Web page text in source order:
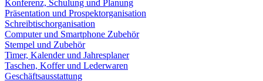
Konferenz, Schulung und Planung
Präsentation und Prospektorganisation
Schreibtischorganisation
Computer und Smartphone Zubehör
Stempel und Zubehör
Timer, Kalender und Jahresplaner
Taschen, Koffer und Lederwaren
Geschäftsausstattung